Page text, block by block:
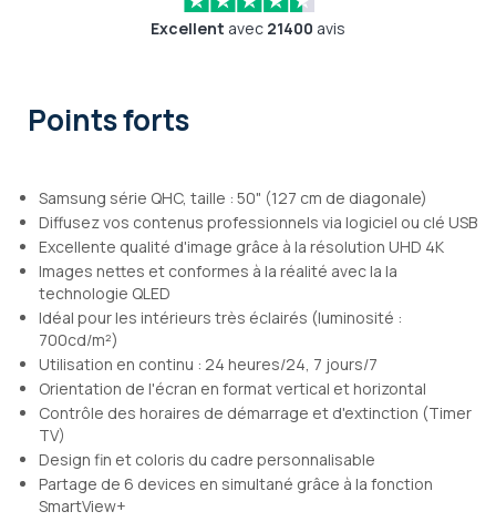
Excellent avec 21400 avis
Points forts
Samsung série QHC, taille : 50" (127 cm de diagonale)
Diffusez vos contenus professionnels via logiciel ou clé USB
Excellente qualité d'image grâce à la résolution UHD 4K
Images nettes et conformes à la réalité avec la la
technologie QLED
Idéal pour les intérieurs très éclairés (luminosité :
700cd/m²)
Utilisation en continu : 24 heures/24, 7 jours/7
Orientation de l'écran en format vertical et horizontal
Contrôle des horaires de démarrage et d'extinction (Timer
TV)
Design fin et coloris du cadre personnalisable
Partage de 6 devices en simultané grâce à la fonction
SmartView+